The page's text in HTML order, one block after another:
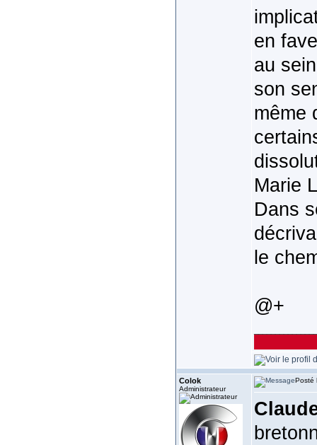
en
au
son
même
Marie
Dans
le
@+
Colok
Administrateur
Posté